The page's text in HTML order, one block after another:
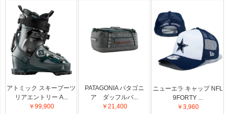
アトミック スキーブーツ
リアエントリー A...
￥99,900
PATAGONIA パタゴニ
ア ダッフルバ...
￥21,400
ニューエラ キャップ NFL
9FORTY ...
￥3,960